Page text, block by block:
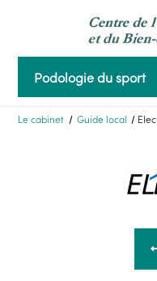
Podologie du sport
Le cabinet Guide local